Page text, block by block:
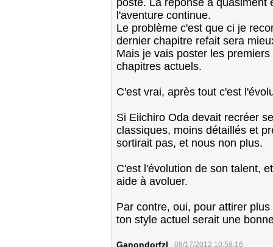
poste. La réponse a
l'aventure continue.
Le problème c'est que ci je
dernier chapitre refait sera
Mais je vais poster les
chapitres actuels.
C'est vrai, après tout c'est
Si Eiichiro Oda devait recréer
classiques, moins détaillés et
sortirait pas, et nous non plus.
C'est l'évolution de son talent,
aide à avoluer.
Par contre, oui, pour attirer
ton style actuel serait une
Ganondorfzl 08/17/2012 10:58:16